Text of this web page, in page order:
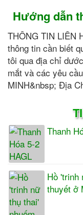
Hướng dẫn
THÔNG TIN LIÊN
thông tin cần biết
tôi qua địa chỉ
mắt và các yêu
MINH&nbsp; Địa
Thanh
Hồ 'trinh
thuyết ở